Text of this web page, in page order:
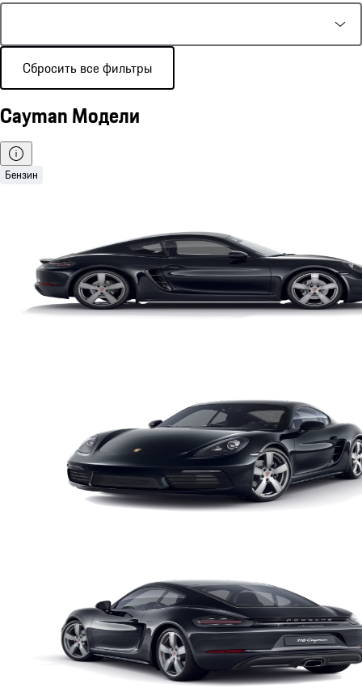
Сбросить все фильтры
Cayman Модели
Бензин